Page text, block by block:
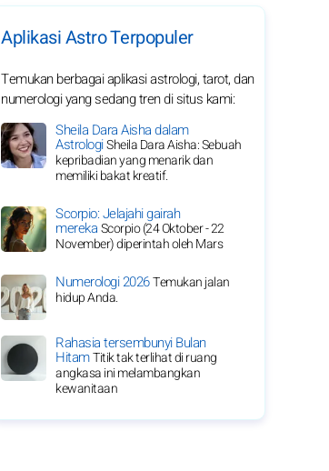
Aplikasi Astro Terpopuler
Temukan berbagai aplikasi astrologi, tarot, dan
numerologi yang sedang tren di situs kami:
Sheila Dara Aisha dalam
AstrologiSheila Dara Aisha: Sebuah
kepribadian yang menarik dan
memiliki bakat kreatif.
Scorpio: Jelajahi gairah
merekaScorpio (24 Oktober - 22
November) diperintah oleh Mars
Numerologi 2026Temukan jalan
hidup Anda.
Rahasia tersembunyi Bulan
HitamTitik tak terlihat di ruang
angkasa ini melambangkan
kewanitaan